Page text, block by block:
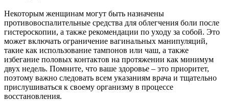
Некоторым женщинам могут быть назначены
противовоспалительные средства для облегчения боли после
гистероскопии, а также рекомендации по уходу за собой. Это
может включать ограничение вагинальных манипуляций,
такие как использование тампонов или чаш, а также
избегание половых контактов на протяжении как минимум
двух недель. Помните, что ваше здоровье – это приоритет,
поэтому важно следовать всем указаниям врача и тщательно
прислушиваться к своему организму в процессе
восстановления.